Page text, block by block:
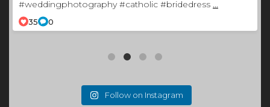
#weddingphotography #catholic #bridedress ...
35 0
Follow on Instagram